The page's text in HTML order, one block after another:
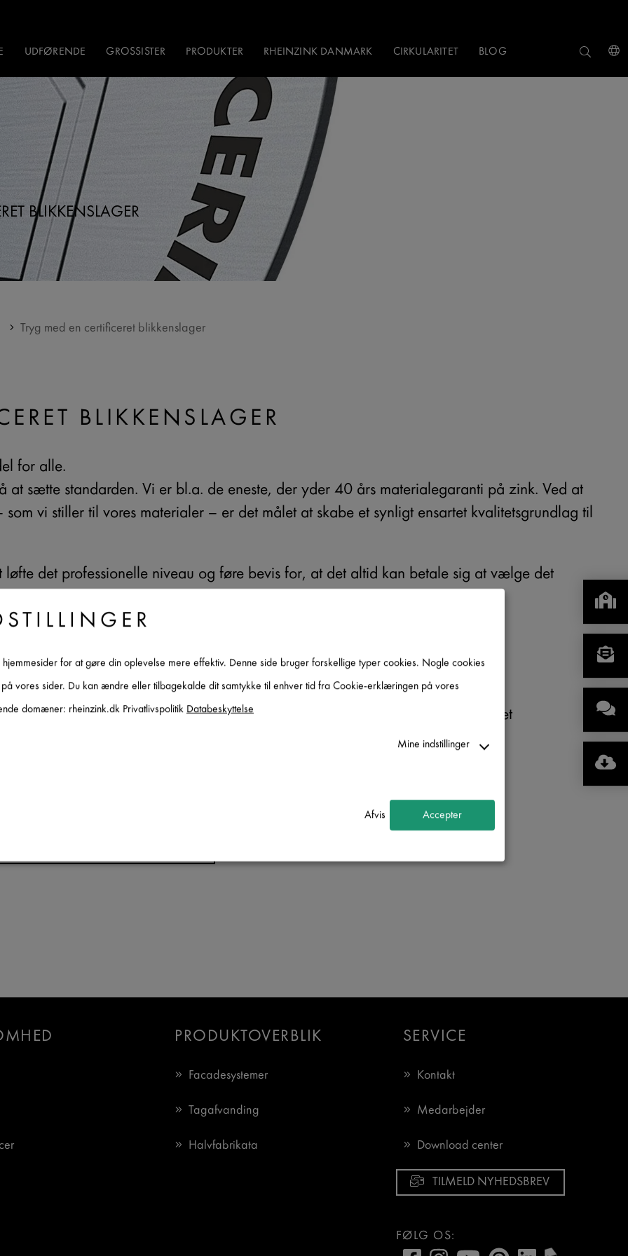
UDFØRENDE GROSSISTER PRODUKTER RHEINZINK DANMARK CIRKULARITET BLOG
BLIKKENSLAGER
Tryg med en certificeret blikkenslager
BLIKKENSLAGER
for alle.
at sætte standarden. Vi er bl.a. de eneste, der yder 40 års materialegaranti på zink. Ved at
vi stiller til vores materialer – er det målet at skabe et synligt ensartet kvalitetsgrundlag til
det professionelle niveau og føre bevis for, at det altid kan betale sig at vælge det
- kan du se et eksempel på et godt samarbejde med en certificeret
PRODUKTOVERBLIK
Facadesystemer
Tagafvanding
Halvfabrikata
SERVICE
Kontakt
Medarbejder
Download center
TILMELD NYHEDSBREV
FØLG OS:
for at gøre din oplevelse mere effektiv. Denne side bruger forskellige typer cookies. Nogle cookies
vores sider. Du kan ændre eller tilbagekalde dit samtykke til enhver tid fra Cookie-erklæringen på vores
domæner: rheinzink.dk Privatlivspolitik Databeskyttelse
Mine indstillinger
Afvis Accepter